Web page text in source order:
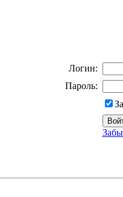
Логин:
Пароль: